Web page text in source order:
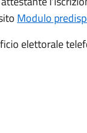
Modulo
elettorale